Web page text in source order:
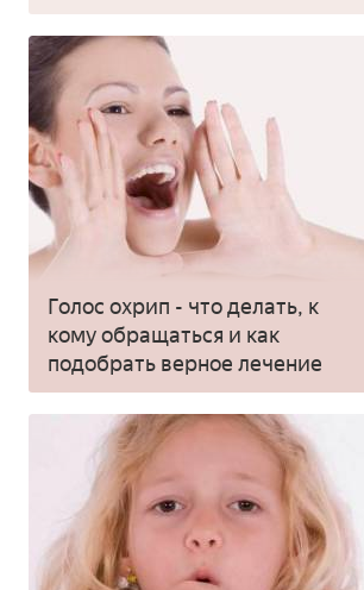
применять
Голос охрип - что делать, к
кому обращаться и как
подобрать верное лечение